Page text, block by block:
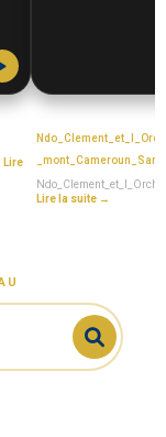
Lire
Lire la suite →